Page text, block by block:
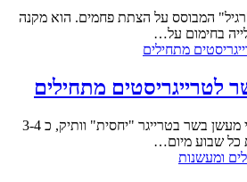
המבוסס על הצתת פחמים. הוא מקנה
בחימום על…
לטרייגריסטים מתחילים
שלום רב, שמי דוד סטון, אני מעשן בשר בטרייגר "יחסית" וותיק, כ 3-4
כל שבוע מיום…